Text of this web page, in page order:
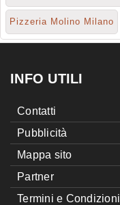
Pizzeria Molino Milano
INFO UTILI
Contatti
Pubblicità
Mappa sito
Partner
Termini e Condizioni